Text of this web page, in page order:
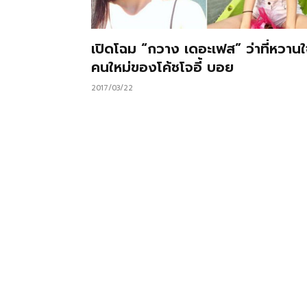
เปิดโฉม “กวาง เดอะเฟส” ว่าที่หวาน
คนใหม่ของโค้ชโจอี้ บอย
2017/03/22